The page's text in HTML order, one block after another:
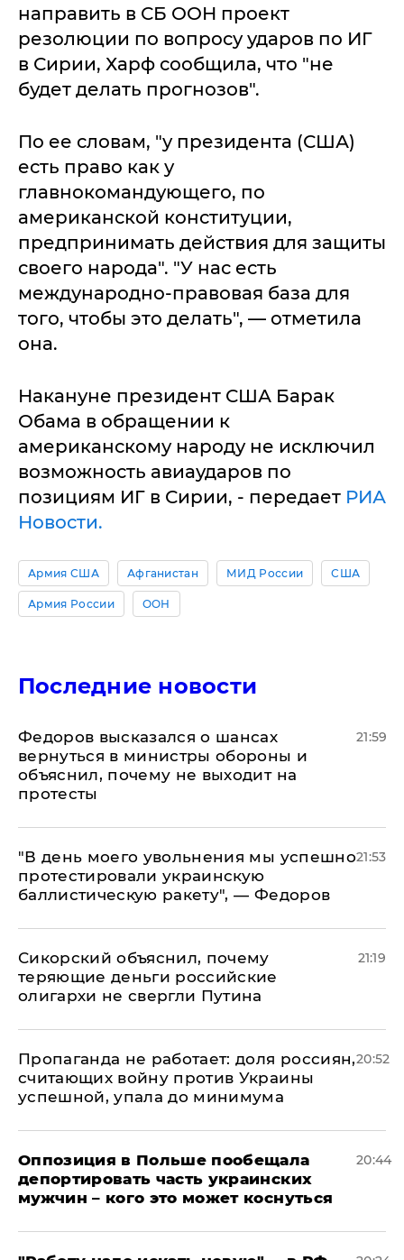
направить в СБ ООН проект
резолюции по вопросу ударов по ИГ
в Сирии, Харф сообщила, что "не
будет делать прогнозов".
По ее словам, "у президента (США)
есть право как у
главнокомандующего, по
американской конституции,
предпринимать действия для защиты
своего народа". "У нас есть
международно-правовая база для
того, чтобы это делать", — отметила
она.
Накануне президент США Барак
Обама в обращении к
американскому народу не исключил
возможность авиаударов по
позициям ИГ в Сирии, - передает РИА
Новости.
Армия США Афганистан МИД России США
Армия России ООН
Последние новости
Федоров высказался о шансах
вернуться в министры обороны и
объяснил, почему не выходит на
протесты
21:59
​"В день моего увольнения мы успешно
протестировали украинскую
баллистическую ракету", — Федоров
21:53
Сикорский объяснил, почему
теряющие деньги российские
олигархи не свергли Путина
21:19
​Пропаганда не работает: доля россиян,
считающих войну против Украины
успешной, упала до минимума
20:52
Оппозиция в Польше пообещала
депортировать часть украинских
мужчин – кого это может коснуться
20:44